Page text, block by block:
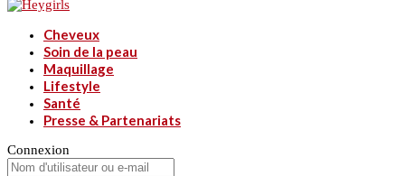
Cheveux
Soin de la peau
Maquillage
Lifestyle
Santé
Presse & Partenariats
Connexion